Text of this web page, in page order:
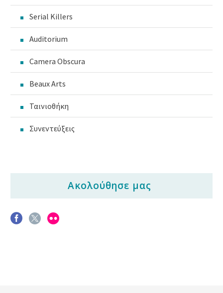
Serial Killers
Auditorium
Camera Obscura
Beaux Arts
Ταινιοθήκη
Συνεντεύξεις
Ακολούθησε μας